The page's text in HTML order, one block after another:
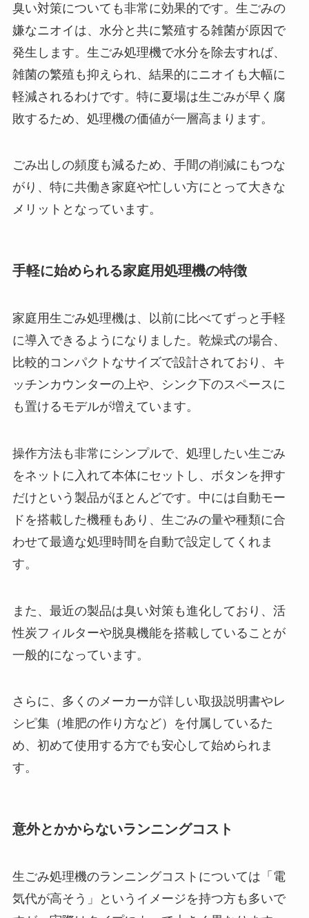
臭い対策についても非常に効果的です。生ごみの
嫌なニオイは、水分と共に繁殖する雑菌が原因で
発生します。生ごみ処理機で水分を除去すれば、
雑菌の繁殖も抑えられ、結果的にニオイも大幅に
軽減されるわけです。特に夏場は生ごみが早く腐
敗するため、処理機の価値が一層高まります。
ごみ出しの頻度も減るため、手間の削減にもつな
がり、特に共働き家庭や忙しい方にとって大きな
メリットとなっています。
手軽に始められる家庭用処理機の特徴
家庭用生ごみ処理機は、以前に比べてずっと手軽
に導入できるようになりました。乾燥式の場合、
比較的コンパクトなサイズで設計されており、キ
ッチンカウンターの上や、シンク下のスペースに
も置けるモデルが増えています。
操作方法も非常にシンプルで、処理したい生ごみ
をネットに入れて本体にセットし、ボタンを押す
だけという製品がほとんどです。中には自動モー
ドを搭載した機種もあり、生ごみの量や種類に合
わせて最適な処理時間を自動で設定してくれま
す。
また、最近の製品は臭い対策も進化しており、活
性炭フィルターや脱臭機能を搭載していることが
一般的になっています。
さらに、多くのメーカーが詳しい取扱説明書やレ
シピ集（堆肥の作り方など）を付属しているた
め、初めて使用する方でも安心して始められま
す。
意外とかからないランニングコスト
生ごみ処理機のランニングコストについては「電
気代が高そう」というイメージを持つ方も多いで